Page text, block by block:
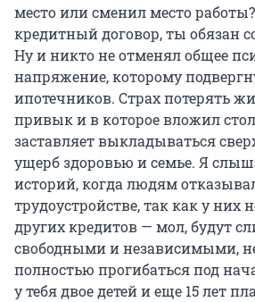
место или сменил место
кредитный договор, ты обязан
Ну и никто не отменял общее
напряжение, которому
ипотечников. Страх потерять
привык и в которое вложил
заставляет выкладываться
ущерб здоровью и семье. Я
историй, когда людям
трудоустройстве, так как у них
других кредитов — мол, будут
свободными и независимыми,
полностью прогибаться под
у тебя двое детей и еще 15 лет